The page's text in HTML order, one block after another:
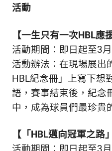
活動
【一生只有一次HBL應
活動期間：即日起至3
活動辦法：在現場展出
HBL紀念冊」上寫下想
語，賽事結束後，紀念
中，成為球員們最珍貴
【「HBL邁向冠軍之路